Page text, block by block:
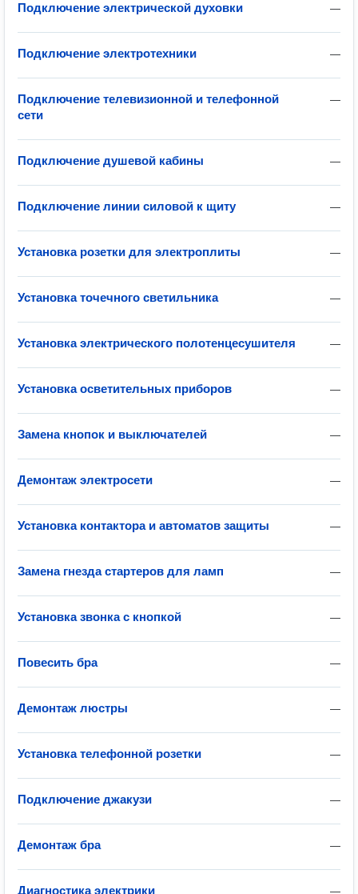
—
Подключение электрической духовки
—
Подключение электротехники
—
Подключение телевизионной и телефонной
сети
—
Подключение душевой кабины
—
Подключение линии силовой к щиту
—
Установка розетки для электроплиты
—
Установка точечного светильника
—
Установка электрического полотенцесушителя
—
Установка осветительных приборов
—
Замена кнопок и выключателей
—
Демонтаж электросети
—
Установка контактора и автоматов защиты
—
Замена гнезда стартеров для ламп
—
Установка звонка с кнопкой
—
Повесить бра
—
Демонтаж люстры
—
Установка телефонной розетки
—
Подключение джакузи
—
Демонтаж бра
—
Диагностика электрики